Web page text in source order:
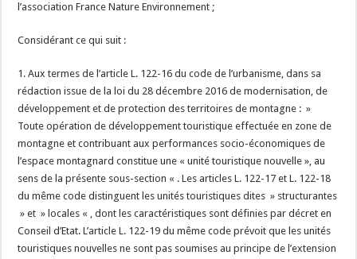
l’association France Nature Environnement ;
Considérant ce qui suit :
1. Aux termes de l’article L. 122-16 du code de l’urbanisme, dans sa
rédaction issue de la loi du 28 décembre 2016 de modernisation, de
développement et de protection des territoires de montagne : »
Toute opération de développement touristique effectuée en zone de
montagne et contribuant aux performances socio-économiques de
l’espace montagnard constitue une « unité touristique nouvelle », au
sens de la présente sous-section « . Les articles L. 122-17 et L. 122-18
du même code distinguent les unités touristiques dites » structurantes
» et » locales « , dont les caractéristiques sont définies par décret en
Conseil d’Etat. L’article L. 122-19 du même code prévoit que les unités
touristiques nouvelles ne sont pas soumises au principe de l’extension